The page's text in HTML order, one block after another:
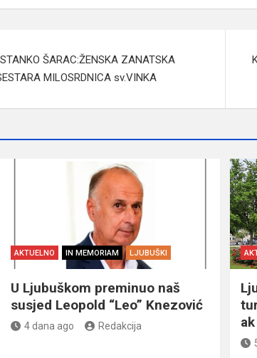
ŠARAC:ŽENSKA ZANATSKA
MILOSRDNICA sv.VINKA
AKTUELNO IN MEMORIAM LJUBUŠKI
U Ljubuškom preminuo naš
susjed Leopold “Leo” Knezović
4 dana ago Redakcija